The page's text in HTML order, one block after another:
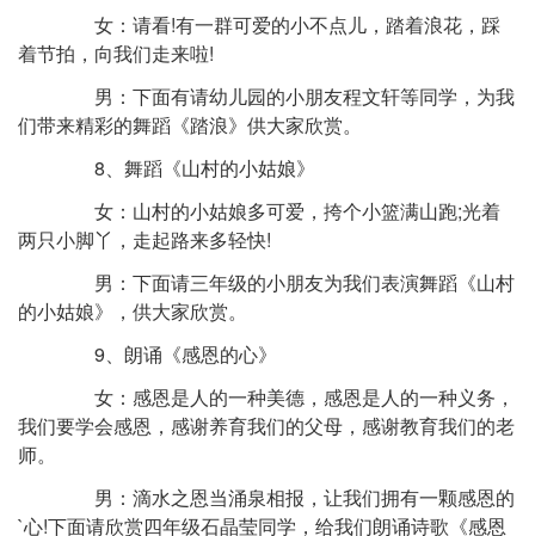
女：请看!有一群可爱的小不点儿，踏着浪花，踩
着节拍，向我们走来啦!
男：下面有请幼儿园的小朋友程文轩等同学，为我
们带来精彩的舞蹈《踏浪》供大家欣赏。
8、舞蹈《山村的小姑娘》
女：山村的小姑娘多可爱，挎个小篮满山跑;光着
两只小脚丫，走起路来多轻快!
男：下面请三年级的小朋友为我们表演舞蹈《山村
的小姑娘》，供大家欣赏。
9、朗诵《感恩的心》
女：感恩是人的一种美德，感恩是人的一种义务，
我们要学会感恩，感谢养育我们的父母，感谢教育我们的老
师。
男：滴水之恩当涌泉相报，让我们拥有一颗感恩的
`心!下面请欣赏四年级石晶莹同学，给我们朗诵诗歌《感恩